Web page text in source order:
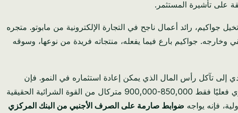
على تأشيرة المستثمر.
جواكيم، رائد أعمال ناجح في التجارة الإلكترونية من مابوتو. متجره
وخارجه. جواكيم بارع فيما يفعله، منتجاته فريدة من نوعها، وسوقه
إلى تآكل رأس المال الذي يمكن إعادة استثماره في النمو. فإن
، يعني أن ربح المليون متركال الذي حققه العام الماضي يساوي فعليًا فقط 850,000-900,000 متركال من القوة الشرائية الحقيقية
فإنه يواجه ضوابط صارمة على الصرف الأجنبي من البنك المركزي